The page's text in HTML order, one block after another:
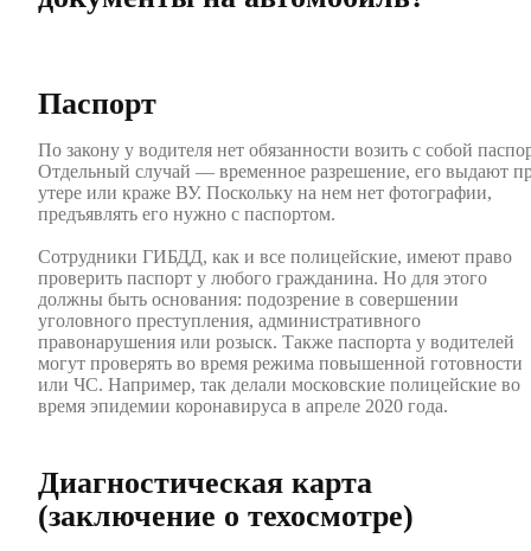
Паспорт
По закону у водителя нет обязанности возить с собой
Отдельный случай — временное разрешение, его выдают
утере или краже ВУ. Поскольку на нем нет фотографии,
предъявлять его нужно с паспортом.
Сотрудники ГИБДД, как и все полицейские, имеют право
проверить паспорт у любого гражданина. Но для этого
должны быть основания: подозрение в совершении
уголовного преступления, административного
правонарушения или розыск. Также паспорта у водителей
могут проверять во время режима повышенной готовности
или ЧС. Например, так делали московские полицейские во
время эпидемии коронавируса в апреле 2020 года.
Диагностическая карта
(заключение о техосмотре)